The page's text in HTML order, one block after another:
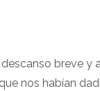
breve y
nos habían